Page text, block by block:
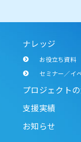
ナレッジ
お役立ち資料
セミナー／イ
プロジェクト
支援実績
お知らせ